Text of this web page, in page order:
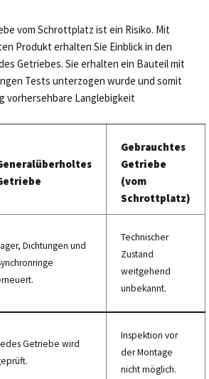
vom Schrottplatz ist ein Risiko. Mit
Produkt erhalten Sie Einblick in den
Getriebes. Sie erhalten ein Bauteil mit
Tests unterzogen wurde und somit
vorhersehbare Langlebigkeit
Gebrauchtes
Getriebe
(vom
Schrottplatz)
Dichtungen und
Technischer
Zustand
weitgehend
unbekannt.
Getriebe wird
Inspektion vor
der Montage
nicht möglich.